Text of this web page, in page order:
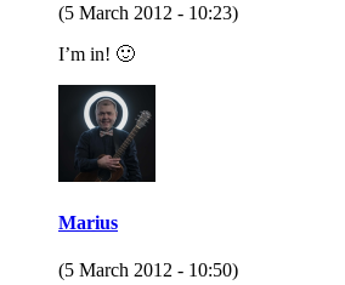
(5 March 2012 - 10:23)
I’m in! 🙂
Marius
(5 March 2012 - 10:50)